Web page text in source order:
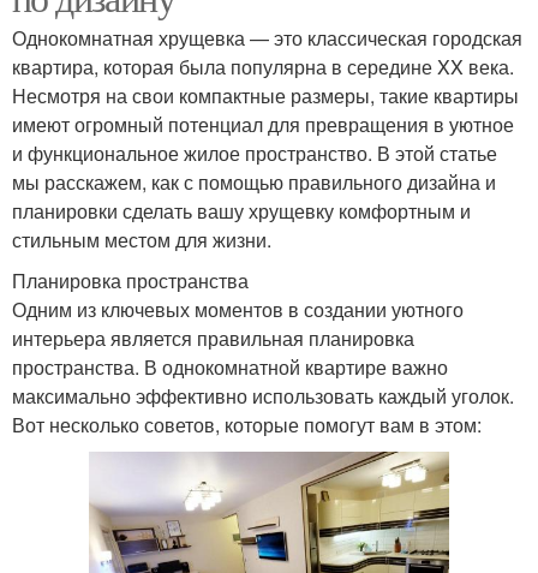
Однокомнатная хрущевка — это классическая городская
квартира, которая была популярна в середине XX века.
Несмотря на свои компактные размеры, такие квартиры
имеют огромный потенциал для превращения в уютное
и функциональное жилое пространство. В этой статье
мы расскажем, как с помощью правильного дизайна и
планировки сделать вашу хрущевку комфортным и
стильным местом для жизни.
Планировка пространства
Одним из ключевых моментов в создании уютного
интерьера является правильная планировка
пространства. В однокомнатной квартире важно
максимально эффективно использовать каждый уголок.
Вот несколько советов, которые помогут вам в этом: